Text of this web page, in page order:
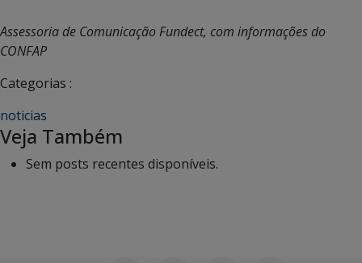
Assessoria de Comunicação Fundect, com informações do
CONFAP
Categorias :
noticias
Veja Também
Sem posts recentes disponíveis.